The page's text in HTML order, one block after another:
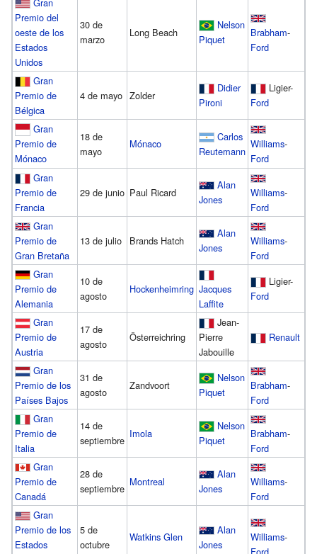
Premio del
oeste de los
Estados
Unidos
30 de
marzo
Long Beach
Nelson
Piquet
Brabham-
Ford
Gran
Premio de
Bélgica
4 de mayo Zolder
Didier
Pironi
Ligier-
Ford
Gran
Premio de
Mónaco
18 de
mayo
Mónaco
Carlos
Reutemann
Williams-
Ford
Gran
Premio de
Francia
29 de junio Paul Ricard
Alan
Jones
Williams-
Ford
Gran
Premio de
Gran Bretaña
13 de julio Brands Hatch
Alan
Jones
Williams-
Ford
Gran
Premio de
Alemania
10 de
agosto
Hockenheimring Jacques
Laffite
Ligier-
Ford
Gran
Premio de
Austria
17 de
agosto
Österreichring
Jean-
Pierre
Jabouille
Renault
Gran
Premio de los
Países Bajos
31 de
agosto
Zandvoort
Nelson
Piquet
Brabham-
Ford
Gran
Premio de
Italia
14 de
septiembre
Imola
Nelson
Piquet
Brabham-
Ford
Gran
Premio de
Canadá
28 de
septiembre
Montreal
Alan
Jones
Williams-
Ford
Gran
Premio de los
Estados
5 de
octubre
Watkins Glen
Alan
Jones
Williams-
Ford